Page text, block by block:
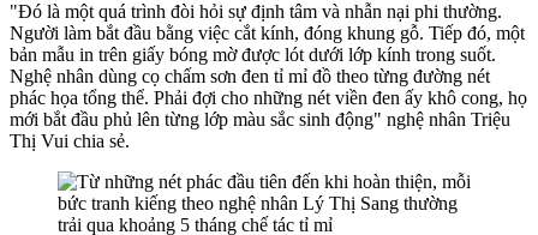
"Đó là một quá trình đòi hỏi sự định tâm và nhẫn nại phi thường.
Người làm bắt đầu bằng việc cắt kính, đóng khung gỗ. Tiếp đó, một
bản mẫu in trên giấy bóng mờ được lót dưới lớp kính trong suốt.
Nghệ nhân dùng cọ chấm sơn đen tỉ mỉ đồ theo từng đường nét
phác họa tổng thể. Phải đợi cho những nét viền đen ấy khô cong, họ
mới bắt đầu phủ lên từng lớp màu sắc sinh động" nghệ nhân Triệu
Thị Vui chia sẻ.